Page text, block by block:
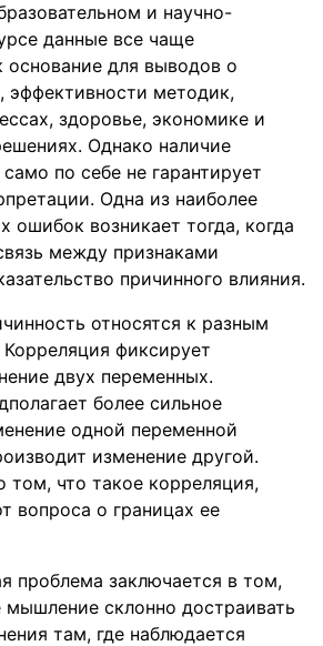
и научно-
данные все чаще
основание для выводов о
эффективности методик,
здоровье, экономике и
Однако наличие
по себе не гарантирует
Одна из наиболее
ошибок возникает тогда, когда
между признаками
причинного влияния.
относятся к разным
фиксирует
двух переменных.
более сильное
одной переменной
изменение другой.
том, что такое корреляция,
вопроса о границах ее
проблема заключается в том,
мышление склонно достраивать
там, где наблюдается